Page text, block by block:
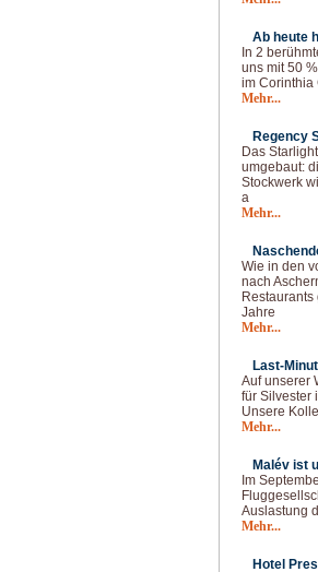
Ab heute
In 2
uns mit 50
im Corinthia
Mehr...
Regency
Das
umgebaut:
Stockwerk
a
Mehr...
Wie in den
nach
Jahre
Mehr...
Last-
Auf unserer
für Silvester
Unsere
Mehr...
Malév ist
Im
Auslastung
Mehr...
Hotel